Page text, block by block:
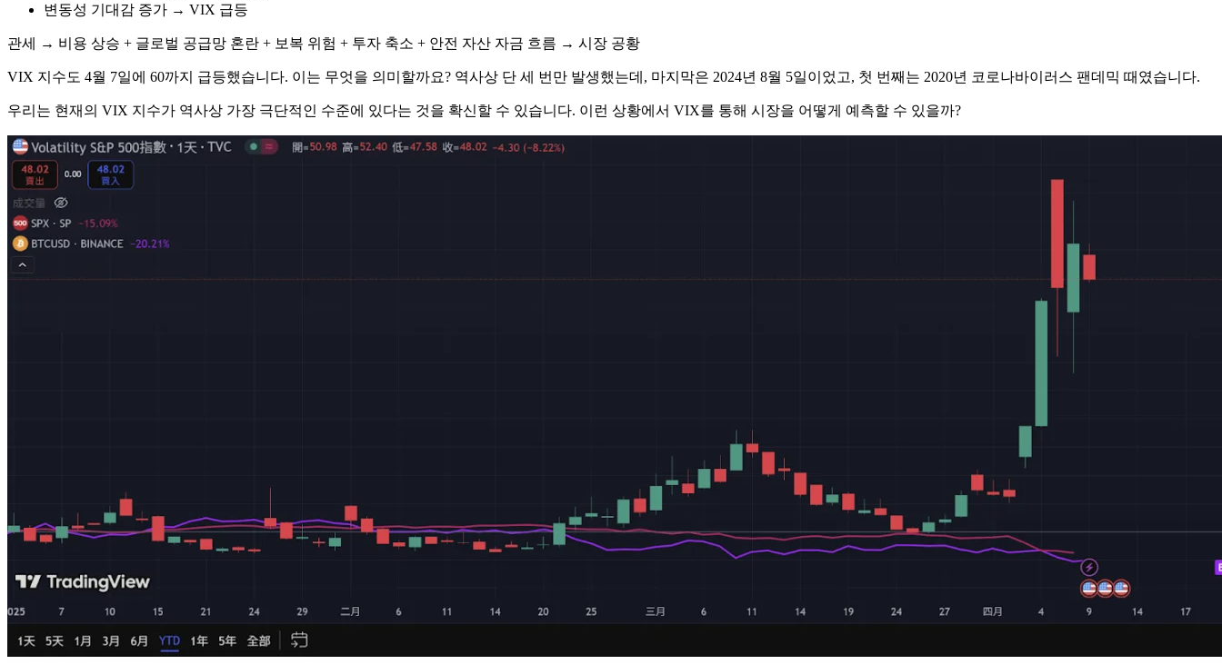
변동성 기대감 증가 → VIX 급등
관세 → 비용 상승 + 글로벌 공급망 혼란 + 보복 위험 + 투자 축소 + 안전 자산 자금 흐름 → 시장 공황
VIX 지수도 4월 7일에 60까지 급등했습니다. 이는 무엇을 의미할까요? 역사상 단 세 번만 발생했는데, 마지막은 2024년 8월 5일이었고, 첫 번째는 2020년 코로나바이러스 팬데믹 때였습니다.
우리는 현재의 VIX 지수가 역사상 가장 극단적인 수준에 있다는 것을 확신할 수 있습니다. 이런 상황에서 VIX를 통해 시장을 어떻게 예측할 수 있을까?